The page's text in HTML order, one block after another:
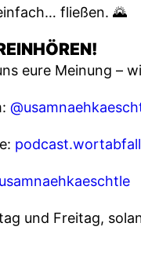
fließen. 🌄
eure Meinung –
und Freitag,